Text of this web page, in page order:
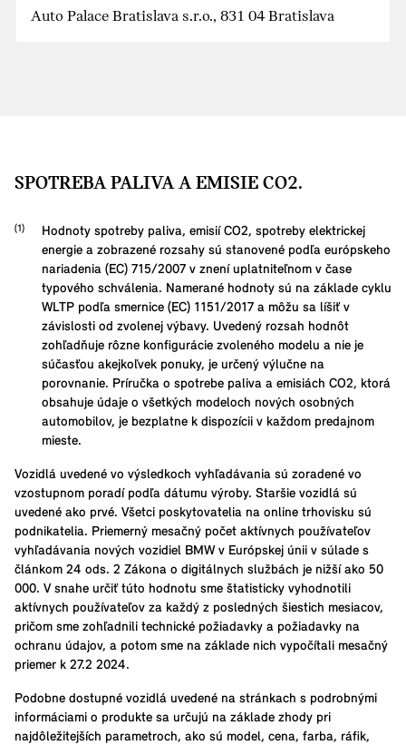
Auto Palace Bratislava s.r.o., 831 04 Bratislava
SPOTREBA PALIVA A EMISIE CO2.
Hodnoty spotreby paliva, emisií CO2, spotreby elektrickej
energie a zobrazené rozsahy sú stanovené podľa európskeho
nariadenia (EC) 715/2007 v znení uplatniteľnom v čase
typového schválenia. Namerané hodnoty sú na základe cyklu
WLTP podľa smernice (EC) 1151/2017 a môžu sa líšiť v
závislosti od zvolenej výbavy. Uvedený rozsah hodnôt
zohľadňuje rôzne konfigurácie zvoleného modelu a nie je
súčasťou akejkoľvek ponuky, je určený výlučne na
porovnanie. Príručka o spotrebe paliva a emisiách CO2, ktorá
obsahuje údaje o všetkých modeloch nových osobných
automobilov, je bezplatne k dispozícii v každom predajnom
mieste.
Vozidlá uvedené vo výsledkoch vyhľadávania sú zoradené vo
vzostupnom poradí podľa dátumu výroby. Staršie vozidlá sú
uvedené ako prvé. Všetci poskytovatelia na online trhovisku sú
podnikatelia. Priemerný mesačný počet aktívnych používateľov
vyhľadávania nových vozidiel BMW v Európskej únii v súlade s
článkom 24 ods. 2 Zákona o digitálnych službách je nižší ako 50
000. V snahe určiť túto hodnotu sme štatisticky vyhodnotili
aktívnych používateľov za každý z posledných šiestich mesiacov,
pričom sme zohľadnili technické požiadavky a požiadavky na
ochranu údajov, a potom sme na základe nich vypočítali mesačný
priemer k 27.2 2024.
Podobne dostupné vozidlá uvedené na stránkach s podrobnými
informáciami o produkte sa určujú na základe zhody pri
najdôležitejších parametroch, ako sú model, cena, farba, ráfik,